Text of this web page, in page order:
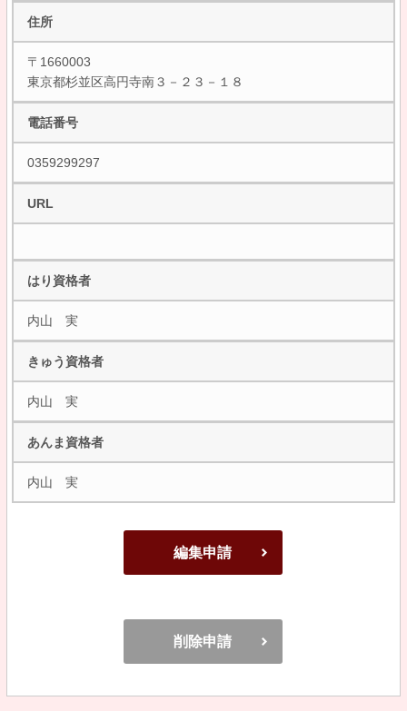
住所
〒1660003
東京都杉並区高円寺南３－２３－１８
電話番号
0359299297
URL
はり資格者
内山 実
きゅう資格者
内山 実
あんま資格者
内山 実
編集申請
削除申請